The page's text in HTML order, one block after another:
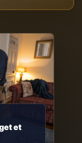
et